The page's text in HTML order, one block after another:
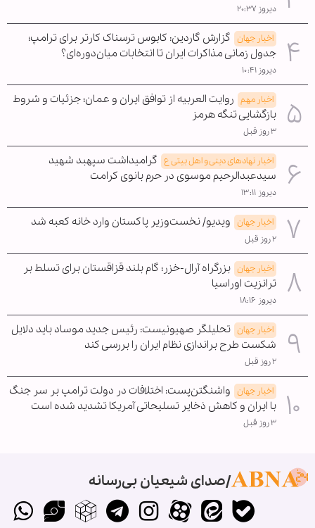
دیروز ۲۰:۳۷
اخبار جهان گزارش گاردین: کابوس ترسناک کارتر برای ترامپ؛
جدول زمانی مذاکرات ایران تا انتخابات میان‌دوره‌ای؟
دیروز ۱۰:۴۱
اخبار مهم روایت العربیه از توافق ایران و عمان؛ جزئیات و شروط
بازگشایی تنگه هرمز
۳ روز قبل
اخبار نهادهای دینی و اهل بیتی ع گرامیداشت سپهبد شهید
سیدعبدالرحیم موسوی در حرم بانوی کرامت
دیروز ۱۳:۱۱
اخبار جهان ویدیو/ نخست‌وزیر پاکستان وارد خانه کعبه شد
۲ روز قبل
اخبار جهان بزرگراه آرال-خزر؛ گام بلند قزاقستان برای تسلط بر
ترانزیت اوراسیا
دیروز ۱۸:۱۶
اخبار جهان تحلیلگر صهیونیست: رئیس جدید موساد باید دلایل
شکست طرح براندازی نظام ایران را بررسی کند
۲ روز قبل
اخبار جهان واشنگتن‌پست: اختلافات در دولت ترامپ بر سر جنگ
با ایران و کاهش ذخایر تسلیحاتی آمریکا تشدید شده است
۳ روز قبل
صدای شیعیان بی‌رسانه